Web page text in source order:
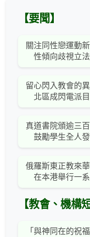
【要聞】
關注同性戀運動
性傾向歧視立
留心閃入教會的
北區成閃電派
真道書院頒逾三
鼓勵學生全人
俄羅斯東正教來
在本港舉行一
【教會、機構
「與神同在的祝福